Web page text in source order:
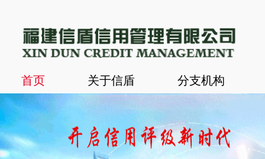
首页 关于信盾 分支机构